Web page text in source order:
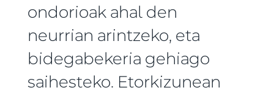
ondorioak ahal den
neurrian arintzeko, eta
bidegabekeria gehiago
saihesteko. Etorkizunean